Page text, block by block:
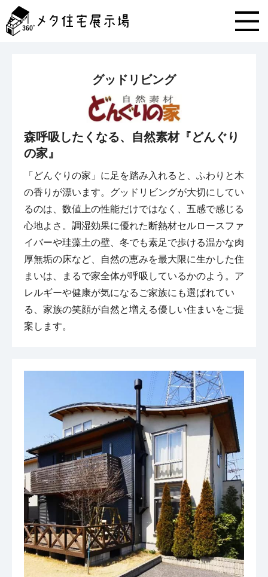
タ
住
グッドリビング
森呼吸したくなる、自然素材『どんぐり
の家』
「どんぐりの家」に足を踏み入れると、ふわりと木
の香りが漂います。グッドリビングが大切にしてい
るのは、数値上の性能だけではなく、五感で感じる
心地よさ。調湿効果に優れた断熱材セルロースファ
イバーや珪藻土の壁、冬でも素足で歩ける温かな肉
厚無垢の床など、自然の恵みを最大限に生かした住
まいは、まるで家全体が呼吸しているかのよう。ア
レルギーや健康が気になるご家族にも選ばれてい
る、家族の笑顔が自然と増える優しい住まいをご提
案します。